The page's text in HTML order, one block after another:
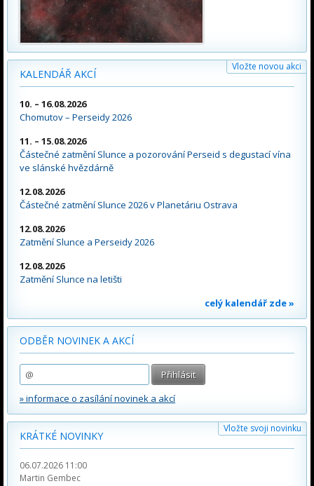
KALENDÁŘ AKCÍ
Vložte novou akci
10. – 16.08.2026
Chomutov – Perseidy 2026
11. – 15.08.2026
Částečné zatmění Slunce a pozorování Perseid s degustací vína
ve slánské hvězdárně
12.08.2026
Částečné zatmění Slunce 2026 v Planetáriu Ostrava
12.08.2026
Zatmění Slunce a Perseidy 2026
12.08.2026
Zatmění Slunce na letišti
celý kalendář zde »
ODBĚR NOVINEK A AKCÍ
» informace o zasílání novinek a akcí
Vložte svoji novinku
KRÁTKÉ NOVINKY
06.07.2026 11:00
Martin Gembec